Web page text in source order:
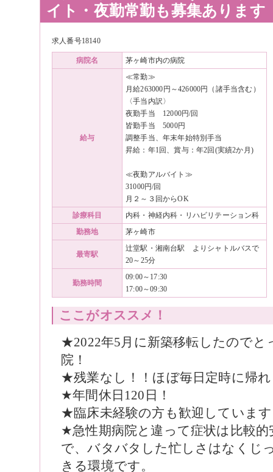
イト・夜勤常勤も募集あります
求人番号18140
病院名 茅ヶ崎市内の病院
給与
≪常勤≫
月給263000円～426000円（諸手当含む）
〈手当内訳〉
夜勤手当 12000円/回
皆勤手当 5000円
調整手当、年末年始特別手当
昇給：年1回、賞与：年2回(実績2か月)
≪夜勤アルバイト≫
31000円/回
月２～３回からOK
診療科目
内科・神経内科・リハビリテーション科
勤務地
茅ヶ崎市
最寄駅
辻堂駅・湘南台駅 よりシャトルバスで
20～25分
勤務時間
09:00～17:30
17:00～09:30
ここがオススメ！
★2022年5月に新築移転したのでと
院！
★残業なし！！ほぼ毎日定時に帰
★年間休日120日！
★臨床未経験の方も歓迎していま
★急性期病院と違って症状は比較
で、バタバタした忙しさはなくじ
きる環境です。